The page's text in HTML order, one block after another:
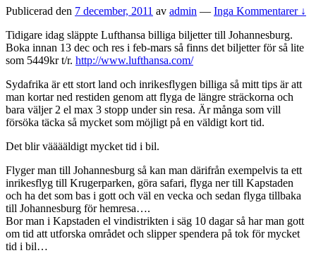
Publicerad den 7 december, 2011 av admin — Inga Kommentarer ↓
Tidigare idag släppte Lufthansa billiga biljetter till Johannesburg.
Boka innan 13 dec och res i feb-mars så finns det biljetter för så lite
som 5449kr t/r. http://www.lufthansa.com/
Sydafrika är ett stort land och inrikesflygen billiga så mitt tips är att
man kortar ned restiden genom att flyga de längre sträckorna och
bara väljer 2 el max 3 stopp under sin resa. Är många som vill
försöka täcka så mycket som möjligt på en väldigt kort tid.
Det blir vääääldigt mycket tid i bil.
Flyger man till Johannesburg så kan man därifrån exempelvis ta ett
inrikesflyg till Krugerparken, göra safari, flyga ner till Kapstaden
och ha det som bas i gott och väl en vecka och sedan flyga tillbaka
till Johannesburg för hemresa….
Bor man i Kapstaden el vindistrikten i säg 10 dagar så har man gott
om tid att utforska området och slipper spendera på tok för mycket
tid i bil…